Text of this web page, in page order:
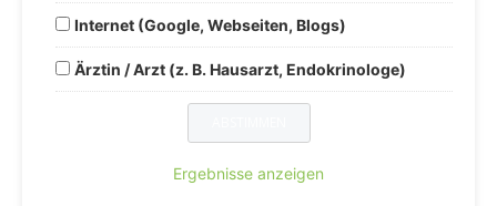
Internet (Google, Webseiten, Blogs)
Ärztin / Arzt (z. B. Hausarzt, Endokrinologe)
Ergebnisse anzeigen